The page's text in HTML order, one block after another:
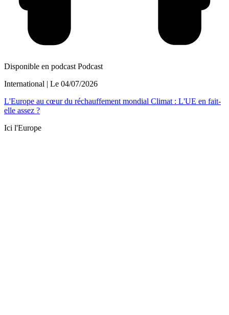
Disponible en podcast Podcast
International | Le 04/07/2026
L'Europe au cœur du réchauffement mondial Climat : L'UE en fait-
elle assez ?
Ici l'Europe